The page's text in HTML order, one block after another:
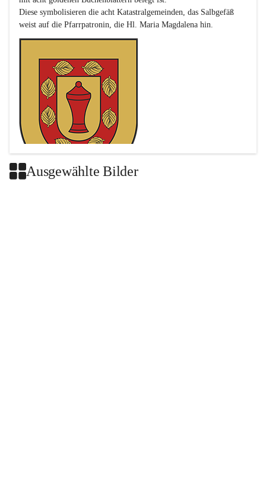
Diese symbolisieren die acht Katastralgemeinden, das Salbgefäß
Ausgewählte Bilder